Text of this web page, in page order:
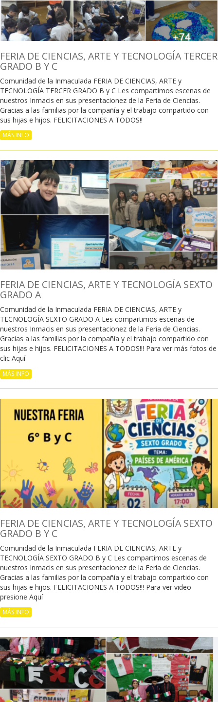
FERIA DE CIENCIAS, ARTE Y TECNOLOGÍA TERCER
GRADO B Y C
Comunidad de la Inmaculada FERIA DE CIENCIAS, ARTE y
TECNOLOGÍA TERCER GRADO B y C Les compartimos escenas de
nuestros Inmacis en sus presentacionez de la Feria de Ciencias.
Gracias a las familias por la compañía y el trabajo compartido con
sus hijas e hijos. FELICITACIONES A TODOS!!
MÁS INFO
FERIA DE CIENCIAS, ARTE Y TECNOLOGÍA SEXTO
GRADO A
Comunidad de la Inmaculada FERIA DE CIENCIAS, ARTE y
TECNOLOGÍA SEXTO GRADO A Les compartimos escenas de
nuestros Inmacis en sus presentacionez de la Feria de Ciencias.
Gracias a las familias por la compañía y el trabajo compartido con
sus hijas e hijos. FELICITACIONES A TODOS!!! Para ver más fotos de
clic Aquí
MÁS INFO
FERIA DE CIENCIAS, ARTE Y TECNOLOGÍA SEXTO
GRADO B Y C
Comunidad de la Inmaculada FERIA DE CIENCIAS, ARTE y
TECNOLOGÍA SEXTO GRADO B y C Les compartimos escenas de
nuestros Inmacis en sus presentacionez de la Feria de Ciencias.
Gracias a las familias por la compañía y el trabajo compartido con
sus hijas e hijos. FELICITACIONES A TODOS!!! Para ver video
presione Aquí
MÁS INFO